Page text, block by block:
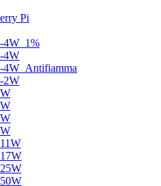
Pi
4W_1%
4W
4W_Antifiamma
2W